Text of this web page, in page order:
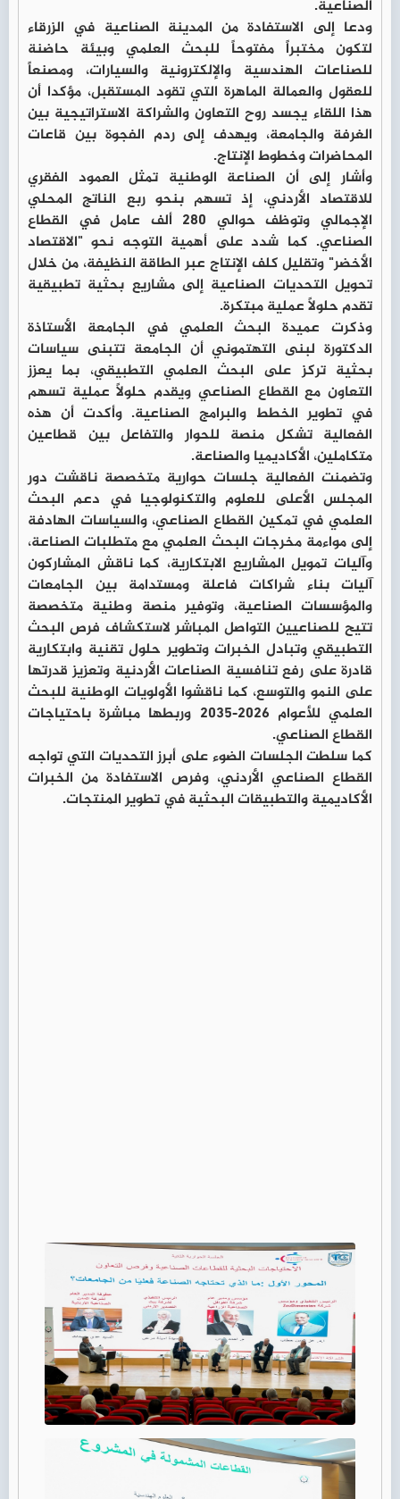
الصناعية.
ودعا إلى الاستفادة من المدينة الصناعية في الزرقاء
لتكون مختبراً مفتوحاً للبحث العلمي وبيئة حاضنة
للصناعات الهندسية والإلكترونية والسيارات، ومصنعاً
للعقول والعمالة الماهرة التي تقود المستقبل، مؤكدا أن
هذا اللقاء يجسد روح التعاون والشراكة الاستراتيجية بين
الغرفة والجامعة، ويهدف إلى ردم الفجوة بين قاعات
المحاضرات وخطوط الإنتاج.
وأشار إلى أن الصناعة الوطنية تمثل العمود الفقري
للاقتصاد الأردني، إذ تسهم بنحو ربع الناتج المحلي
الإجمالي وتوظف حوالي 280 ألف عامل في القطاع
الصناعي. كما شدد على أهمية التوجه نحو "الاقتصاد
الأخضر" وتقليل كلف الإنتاج عبر الطاقة النظيفة، من خلال
تحويل التحديات الصناعية إلى مشاريع بحثية تطبيقية
تقدم حلولاً عملية مبتكرة.
وذكرت عميدة البحث العلمي في الجامعة الأستاذة
الدكتورة لبنى التهتموني أن الجامعة تتبنى سياسات
بحثية تركز على البحث العلمي التطبيقي، بما يعزز
التعاون مع القطاع الصناعي ويقدم حلولاً عملية تسهم
في تطوير الخطط والبرامج الصناعية. وأكدت أن هذه
الفعالية تشكل منصة للحوار والتفاعل بين قطاعين
متكاملين، الأكاديميا والصناعة.
وتضمنت الفعالية جلسات حوارية متخصصة ناقشت دور
المجلس الأعلى للعلوم والتكنولوجيا في دعم البحث
العلمي في تمكين القطاع الصناعي، والسياسات الهادفة
إلى مواءمة مخرجات البحث العلمي مع متطلبات الصناعة،
وآليات تمويل المشاريع الابتكارية، كما ناقش المشاركون
آليات بناء شراكات فاعلة ومستدامة بين الجامعات
والمؤسسات الصناعية، وتوفير منصة وطنية متخصصة
تتيح للصناعيين التواصل المباشر لاستكشاف فرص البحث
التطبيقي وتبادل الخبرات وتطوير حلول تقنية وابتكارية
قادرة على رفع تنافسية الصناعات الأردنية وتعزيز قدرتها
على النمو والتوسع، كما ناقشوا الأولويات الوطنية للبحث
العلمي للأعوام 2026-2035 وربطها مباشرة باحتياجات
القطاع الصناعي.
كما سلطت الجلسات الضوء على أبرز التحديات التي تواجه
القطاع الصناعي الأردني، وفرص الاستفادة من الخبرات
الأكاديمية والتطبيقات البحثية في تطوير المنتجات.